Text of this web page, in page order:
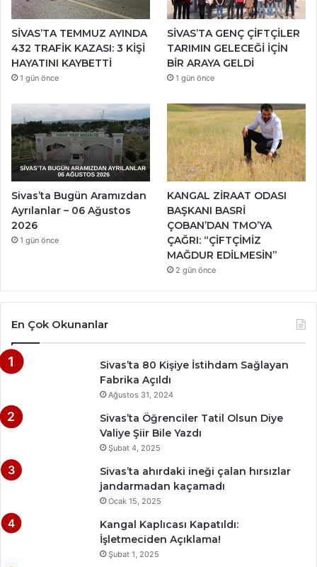
SİVAS’TA TEMMUZ AYINDA
432 TRAFİK KAZASI: 3 KİŞİ
HAYATINI KAYBETTİ
1 gün önce
SİVAS’TA GENÇ ÇİFTÇİLER
TARIMIN GELECEĞİ İÇİN
BİR ARAYA GELDİ
1 gün önce
Sivas’ta Bugün Aramızdan
Ayrılanlar – 06 Ağustos
2026
1 gün önce
KANGAL ZİRAAT ODASI
BAŞKANI BASRİ
ÇOBAN’DAN TMO’YA
ÇAĞRI: “ÇİFTÇİMİZ
MAĞDUR EDİLMESİN”
2 gün önce
En Çok Okunanlar
Sivas’ta 80 Kişiye İstihdam Sağlayan
Fabrika Açıldı
Ağustos 31, 2024
Sivas’ta Öğrenciler Tatil Olsun Diye
Valiye Şiir Bile Yazdı
Şubat 4, 2025
Sivas’ta ahırdaki ineği çalan hırsızlar
jandarmadan kaçamadı
Ocak 15, 2025
Kangal Kaplıcası Kapatıldı:
İşletmeciden Açıklama!
Şubat 1, 2025